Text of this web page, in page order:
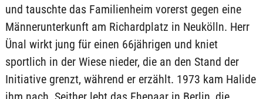
und tauschte das Familienheim vorerst gegen eine
Männerunterkunft am Richardplatz in Neukölln. Herr
Ünal wirkt jung für einen 66jährigen und kniet
sportlich in der Wiese nieder, die an den Stand der
Initiative grenzt, während er erzählt. 1973 kam Halide